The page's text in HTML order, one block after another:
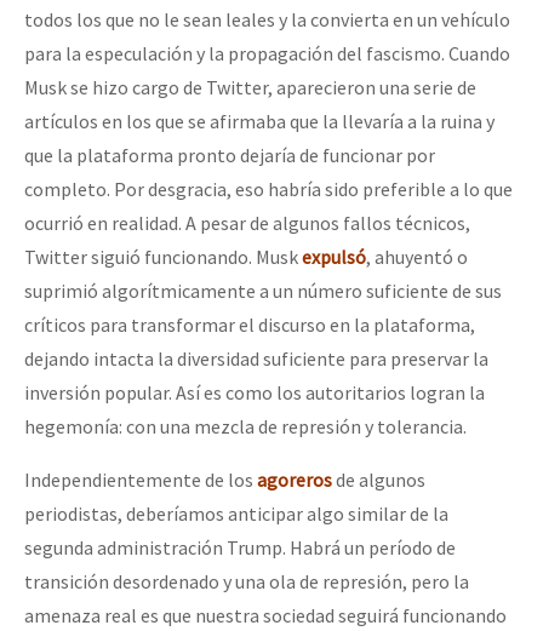
todos los que no le sean leales y la convierta en un vehículo
para la especulación y la propagación del fascismo. Cuando
Musk se hizo cargo de Twitter, aparecieron una serie de
artículos en los que se afirmaba que la llevaría a la ruina y
que la plataforma pronto dejaría de funcionar por
completo. Por desgracia, eso habría sido preferible a lo que
ocurrió en realidad. A pesar de algunos fallos técnicos,
Twitter siguió funcionando. Muskexpulsó, ahuyentó o
suprimió algorítmicamente a un número suficiente de sus
críticos para transformar el discurso en la plataforma,
dejando intacta la diversidad suficiente para preservar la
inversión popular. Así es como los autoritarios logran la
hegemonía: con una mezcla de represión y tolerancia.
Independientemente de los agorerosde algunos
periodistas, deberíamos anticipar algo similar de la
segunda administración Trump. Habrá un período de
transición desordenado y una ola de represión, pero la
amenaza real es que nuestra sociedad seguirá funcionando